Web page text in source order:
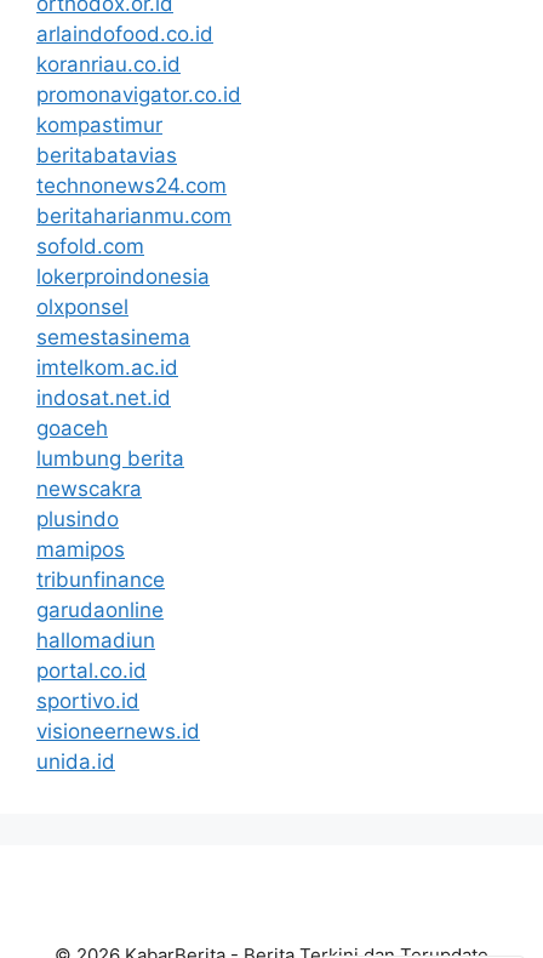
arlaindofood.co.id
koranriau.co.id
promonavigator.co.id
kompastimur
beritabatavias
technonews24.com
beritaharianmu.com
sofold.com
lokerproindonesia
olxponsel
semestasinema
imtelkom.ac.id
indosat.net.id
goaceh
lumbung berita
newscakra
plusindo
mamipos
tribunfinance
garudaonline
hallomadiun
portal.co.id
sportivo.id
visioneernews.id
unida.id